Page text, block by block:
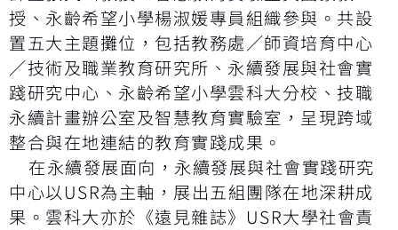
授、永齡希望小學楊淑媛專員組織參與。共設
置五大主題攤位，包括教務處／師資培育中心
／技術及職業教育研究所、永續發展與社會實
踐研究中心、永齡希望小學雲科大分校、技職
永續計畫辦公室及智慧教育實驗室，呈現跨域
整合與在地連結的教育實踐成果。
在永續發展面向，永續發展與社會實踐研究
中心以USR為主軸，展出五組團隊在地深耕成
果。雲科大亦於《遠見雜誌》USR大學社會責